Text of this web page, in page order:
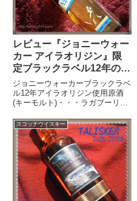
レビュー『ジョニーウォー
カー アイラオリジン』限
定ブラックラベル12年の中
身や評価は？
ジョニーウォーカーブラックラベ
ル12年アイラオリジン使用原酒
(キーモルト)・・・ラガブーリ
アルコール度数・・・42度製造
元・・・ジョン・ウォーカー＆サ
ンズ社ジョニーウォーカー ブラ
ックラベル12年 アイラオリジ...
スコッチウイスキー